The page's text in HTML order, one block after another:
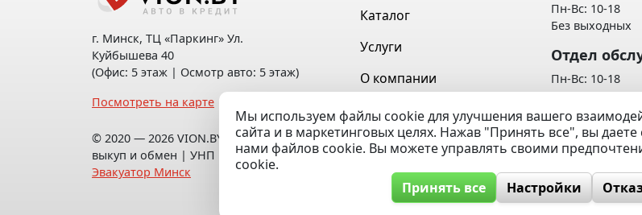
г. Минск, ТЦ «Паркинг» Ул.
Куйбышева 40
(Офис: 5 этаж | Осмотр авто: 5 этаж)
Посмотреть на карте
© 2020 — 2026 VION.BY — Продажа,
выкуп и обмен | УНП 192961100 |
Эвакуатор Минск
Каталог
Услуги
О компании
Контакты
Вопрос / Ответ
Пн-Вс: 10-18
Без выходных
Отдел
Пн-Вс: 10-18
Без выходных
Политика
данных
Мы используем файлы cookie для улучшения вашего
сайта и в маркетинговых целях. Нажав "Принять все", вы
нами файлов cookie. Вы можете управлять своими
cookie.
Принять все
Настройки